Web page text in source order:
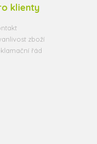
klienty
zboží
řád